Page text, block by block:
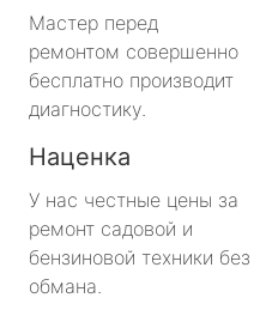
Мастер перед
ремонтом совершенно
бесплатно производит
диагностику.
Наценка
У нас честные цены за
ремонт садовой и
бензиновой техники без
обмана.